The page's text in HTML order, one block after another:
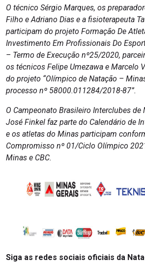
O técnico Sérgio Marques, os
Filho e Adriano Dias e a fisioterapeuta
participam do projeto Formação De
Investimento Em Profissionais Do
– Termo de Execução nº25/2020,
os técnicos Felipe Umezawa e Marcelo
do projeto “Olímpico de Natação –
processo nº 58000.011284/2018-87”.
O Campeonato Brasileiro Interclubes de
José Finkel faz parte do Calendário de
e os atletas do Minas participam
Compromisso nº 01/Ciclo Olímpico
Minas e CBC.
Siga as redes sociais oficiais da